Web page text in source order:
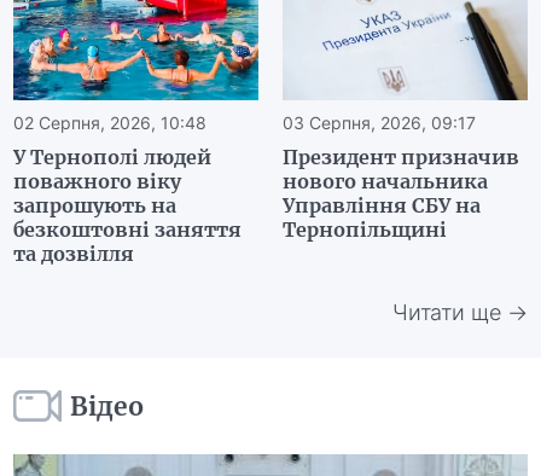
02 Серпня, 2026, 10:48
У Тернополі людей
поважного віку
запрошують на
безкоштовні заняття
та дозвілля
03 Серпня, 2026, 09:17
Президент призначив
нового начальника
Управління СБУ на
Тернопільщині
Читати ще →
Відео